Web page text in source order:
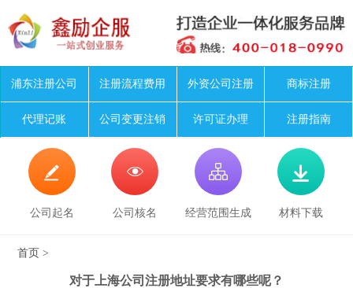
浦东注册公司 注册流程费用 外资公司注册 商标注册
代理记账 公司变更注销 许可证办理 注册指南

公司起名

公司核名

经营范围生成

材料下载
首页 >
对于上海公司注册地址要求有哪些呢？